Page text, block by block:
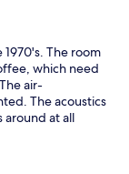
The room
which need
air-
The acoustics
around at all
at 4 in the
wanted to